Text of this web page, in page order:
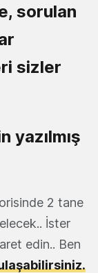
sorulan
sizler
yazılmış
2 tane
İster
edin.. Ben